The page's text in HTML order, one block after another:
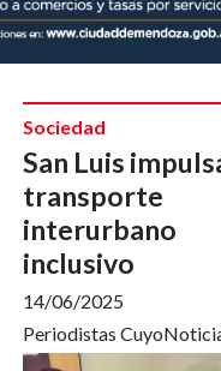
San Luis
transporte
interurbano
inclusivo
Periodistas
Sociedad
14/06/2025